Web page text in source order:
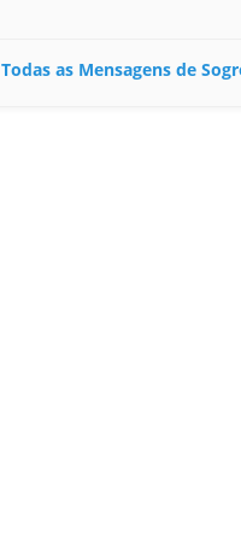
Todas as Mensagens de